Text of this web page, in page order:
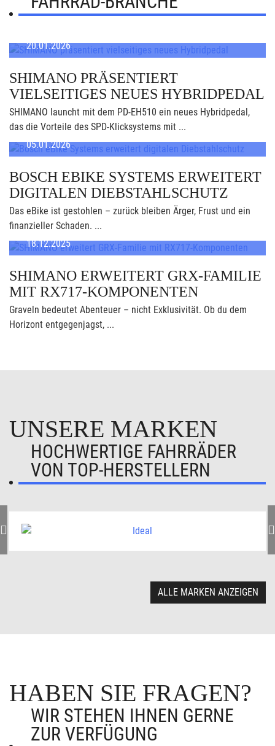
20.01.2026
SHIMANO PRÄSENTIERT
VIELSEITIGES NEUES HYBRIDPEDAL
SHIMANO launcht mit dem PD-EH510 ein neues Hybridpedal,
das die Vorteile des SPD-Klicksystems mit ...
05.01.2026
BOSCH EBIKE SYSTEMS ERWEITERT
DIGITALEN DIEBSTAHLSCHUTZ
Das eBike ist gestohlen – zurück bleiben Ärger, Frust und ein
finanzieller Schaden. ...
18.12.2025
SHIMANO ERWEITERT GRX-FAMILIE
MIT RX717-KOMPONENTEN
Graveln bedeutet Abenteuer – nicht Exklusivität. Ob du dem
Horizont entgegenjagst, ...
UNSERE MARKEN
HOCHWERTIGE FAHRRÄDER
VON TOP-HERSTELLERN
ALLE MARKEN ANZEIGEN
HABEN SIE FRAGEN?
WIR STEHEN IHNEN GERNE
ZUR VERFÜGUNG